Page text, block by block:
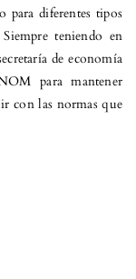
diferentes tipos
teniendo en
de economía
para mantener
con las normas que